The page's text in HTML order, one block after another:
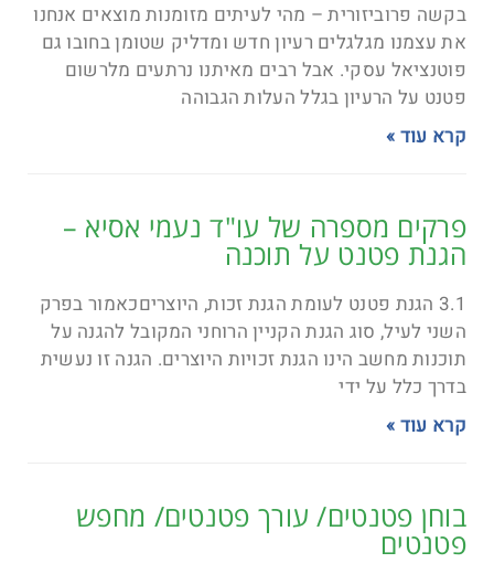
בקשה פרוביזורית – מהי לעיתים מזומנות מוצאים אנחנו
את עצמנו מגלגלים רעיון חדש ומדליק שטומן בחובו גם
פוטנציאל עסקי. אבל רבים מאיתנו נרתעים מלרשום
פטנט על הרעיון בגלל העלות הגבוהה
קרא עוד »
פרקים מספרה של עו"ד נעמי אסיא –
הגנת פטנט על תוכנה
3.1 הגנת פטנט לעומת הגנת זכות, היוצריםכאמור בפרק
השני לעיל, סוג הגנת הקניין הרוחני המקובל להגנה על
תוכנות מחשב הינו הגנת זכויות היוצרים. הגנה זו נעשית
בדרך כלל על ידי
קרא עוד »
בוחן פטנטים/ עורך פטנטים/ מחפש
פטנטים